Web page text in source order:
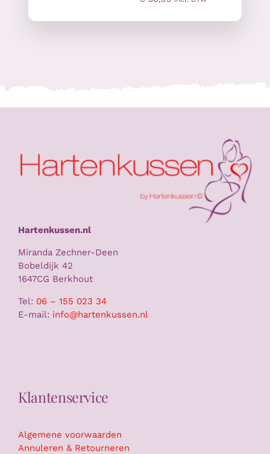
Hartenkussen.nl
Miranda Zechner-Deen
Bobeldijk 42
1647CG Berkhout
Tel: 06 – 155 023 34
E-mail: info@hartenkussen.nl
Klantenservice
Algemene voorwaarden
Annuleren & Retourneren